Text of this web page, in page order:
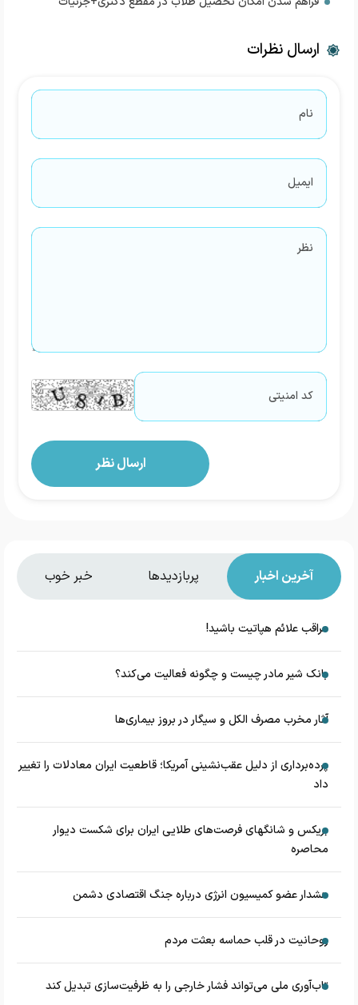
ارسال نظرات
آخرین اخبار پربازدیدها خبر خوب
مراقب علائم هپاتیت باشید!
بانک شیر مادر چیست و چگونه فعالیت می‌کند؟
آثار مخرب مصرف الکل و سیگار در بروز بیماری‌ها
پرده‌برداری از دلیل عقب‌نشینی آمریکا؛ قاطعیت ایران معادلات را تغییر
داد
بریکس و شانگهای فرصت‌های طلایی ایران برای شکست دیوار
محاصره
هشدار عضو کمیسیون انرژی درباره جنگ اقتصادی دشمن
روحانیت در قلب حماسه بعثت مردم
تاب‌آوری ملی می‌تواند فشار خارجی را به ظرفیت‌سازی تبدیل کند